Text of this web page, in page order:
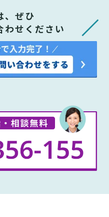
、ぜひ
わせください